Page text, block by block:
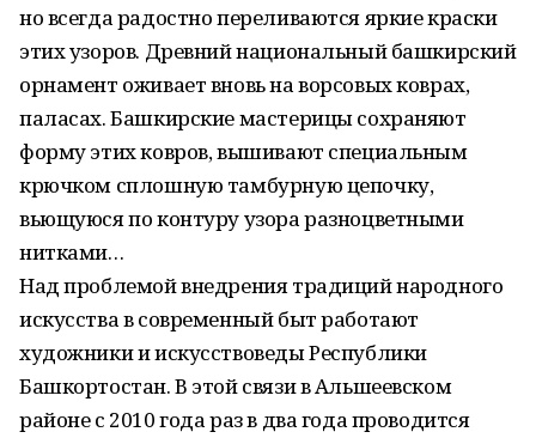
но всегда радостно переливаются яркие краски
этих узоров. Древний национальный башкирский
орнамент оживает вновь на ворсовых коврах,
паласах. Башкирские мастерицы сохраняют
форму этих ковров, вышивают специальным
крючком сплошную тамбурную цепочку,
вьющуюся по контуру узора разноцветными
нитками…
Над проблемой внедрения традиций народного
искусства в современный быт работают
художники и искусствоведы Республики
Башкортостан. В этой связи в Альшеевском
районе с 2010 года раз в два года проводится